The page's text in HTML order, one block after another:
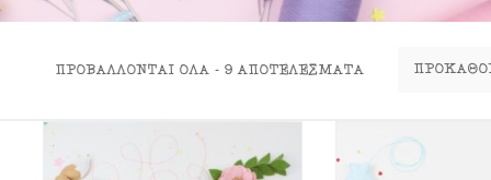
ΠΡΟΒΆΛΛΟΝΤΑΙ ΌΛΑ - 9 ΑΠΟΤΕΛΈΣΜΑΤΑ